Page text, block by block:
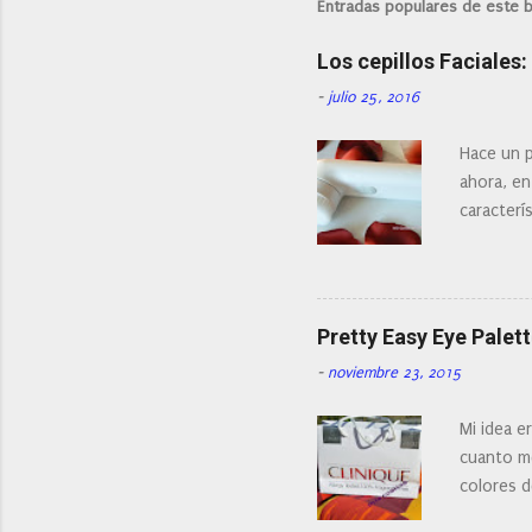
i
r
u
n
o
m
e
n
t
a
Entradas populares de este
Los cepillos
- julio 25, 2016
Hace un
ahora,
¿Cual
facial de
Pretty Easy Eye
- noviembre 23, 2015
Mi idea
cuanto
colores